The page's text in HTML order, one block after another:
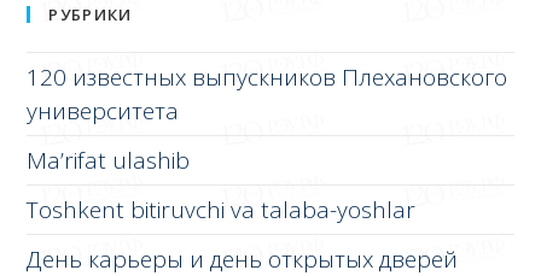
РУБРИКИ
120 известных выпускников Плехановского
университета
Ma’rifat ulashib
Toshkent bitiruvchi va talaba-yoshlar
День карьеры и день открытых дверей